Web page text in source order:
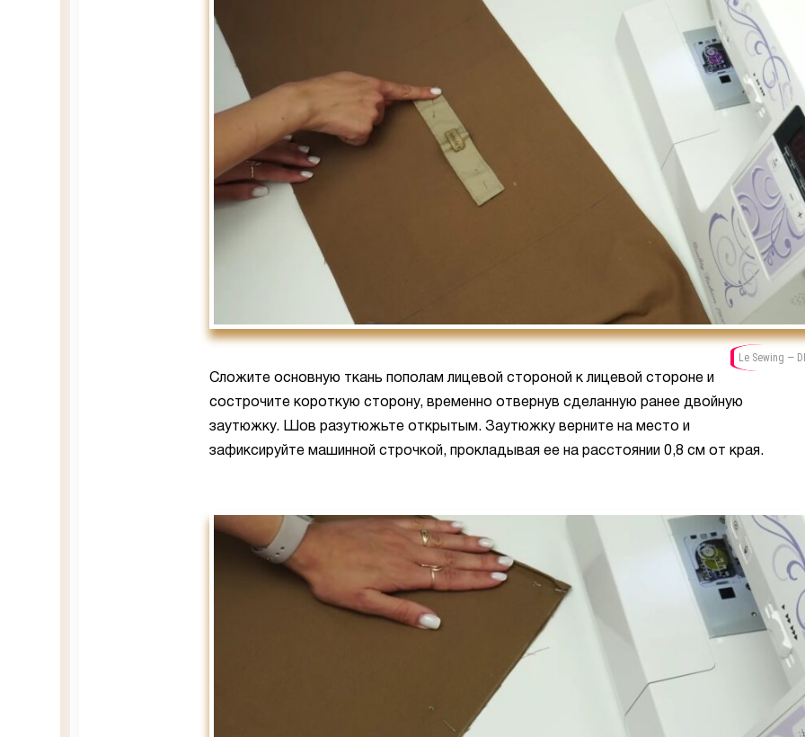
Le Sewing —
Сложите основную ткань пополам лицевой стороной к лицевой стороне и
сострочите короткую сторону, временно отвернув сделанную ранее двойную
заутюжку. Шов разутюжьте открытым. Заутюжку верните на место и
зафиксируйте машинной строчкой, прокладывая ее на расстоянии 0,8 см от края.